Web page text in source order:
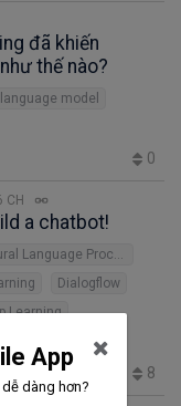
đã khiến
thế nào?
model
0
CH
a chatbot!
Natural Language Processing
Dialogflow
Learning
8
App
dàng hơn?